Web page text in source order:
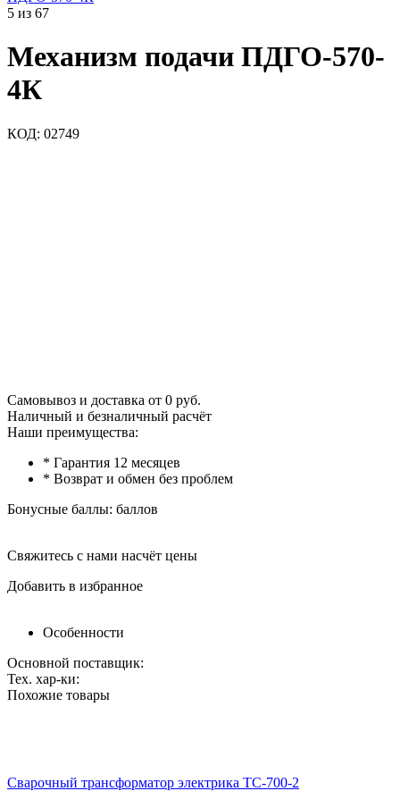
5 из 67
Механизм подачи ПДГО-570-
4К
КОД: 02749
Самовывоз и доставка от 0 руб.
Наличный и безналичный расчёт
Наши преимущества:
* Гарантия 12 месяцев
* Возврат и обмен без проблем
Бонусные баллы: баллов
Свяжитесь с нами насчёт цены
Добавить в избранное
Особенности
Основной поставщик:
Тех. хар-ки:
Похожие товары
Сварочный трансформатор электрика ТС-700-2